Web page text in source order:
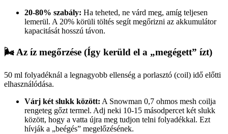
20-80% szabály: Ha teheted, ne várd meg, amíg teljesen
lemerül. A 20% körüli töltés segít megőrizni az akkumulátor
kapacitását hosszú távon.
🌬️ Az íz megőrzése (Így kerüld el a „megégett” ízt)
50 ml folyadéknál a legnagyobb ellenség a porlasztó (coil) idő előtti
elhasználódása.
Várj két slukk között: A Snowman 0,7 ohmos mesh coilja
rengeteg gőzt termel. Adj neki 10-15 másodpercet két slukk
között, hogy a vatta újra meg tudjon telni folyadékkal. Ezt
hívják a „beégés” megelőzésének.